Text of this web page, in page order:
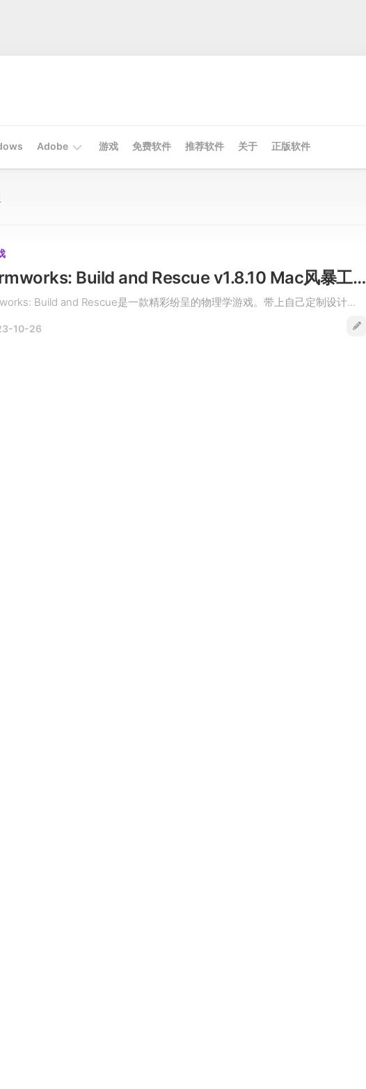
Adobe 游戏 免费软件 推荐软件 关于 正版软件
Stormworks: Build and Rescue v1.8.10 Mac风暴工程：建造和救援
Build and Rescue是一款精彩纷呈的物理学游戏。带上自己定制设计...
10-26